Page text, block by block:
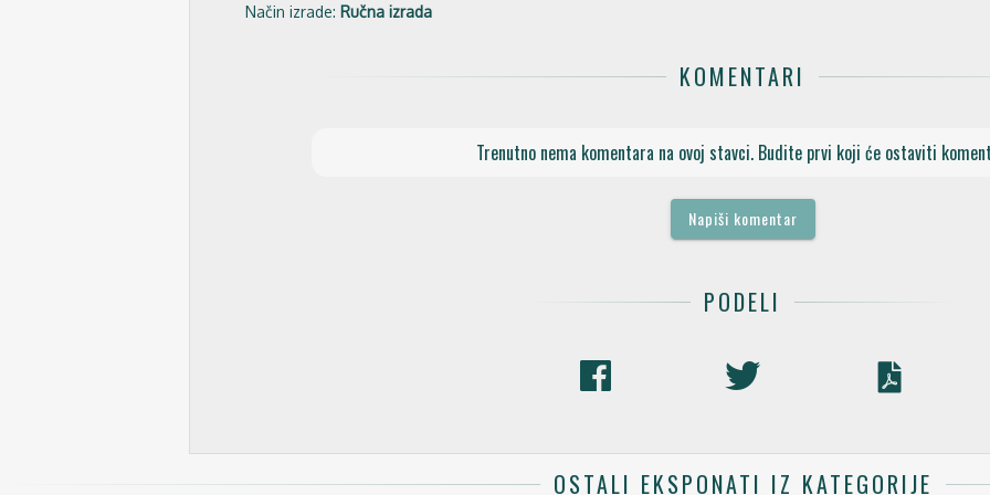
Način izrade: Ručna izrada
KOMENTARI
Trenutno nema komentara na ovoj stavci. Budite prvi koji će ostaviti
Napiši komentar
PODELI
OSTALI EKSPONATI IZ KATEGORIJE